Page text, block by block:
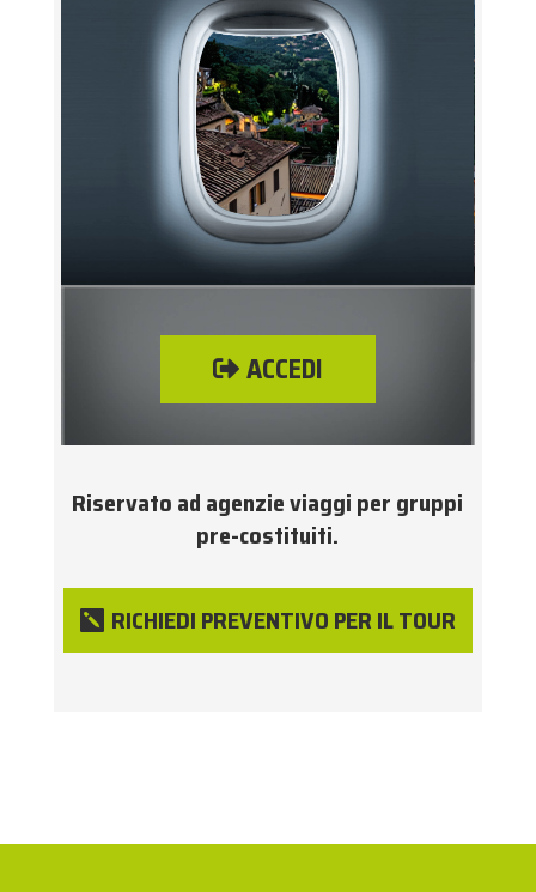
ACCEDI
Riservato ad agenzie viaggi per gruppi
pre-costituiti.
RICHIEDI PREVENTIVO PER IL TOUR